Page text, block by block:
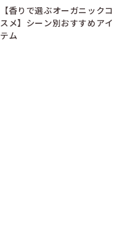
【香りで選ぶオーガニックコ
スメ】シーン別おすすめアイ
テム